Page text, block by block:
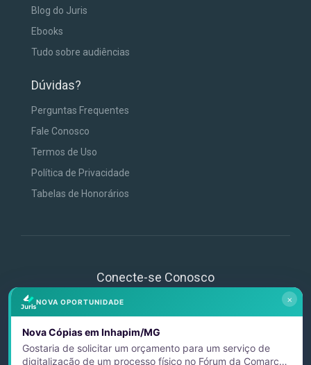
Blog do Juris
Ebooks
Tudo sobre audiências
Dúvidas?
Perguntas Frequentes
Fale Conosco
Termos de Uso
Política de Privacidade
Tabelas de Honorários
Conecte-se Conosco
×
NOVA OPORTUNIDADE
Nova Cópias em Inhapim/MG
Gostaria de solicitar um orçamento para um serviço de
digitalização de um processo físico no Fórum da Comarca